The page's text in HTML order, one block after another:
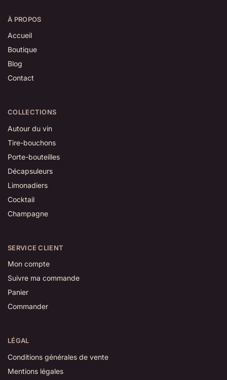
À PROPOS
Accueil
Boutique
Blog
Contact
COLLECTIONS
Autour du vin
Tire-bouchons
Porte-bouteilles
Décapsuleurs
Limonadiers
Cocktail
Champagne
SERVICE CLIENT
Mon compte
Suivre ma commande
Panier
Commander
LÉGAL
Conditions générales de vente
Mentions légales